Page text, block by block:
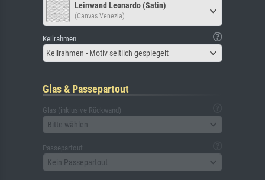
Leinwand Leonardo (Satin)
(Canvas Venezia)
Keilrahmen
Keilrahmen - Motiv seitlich gespiegelt
Glas & Passepartout
Glas (inklusive Rückwand)
Bitte wählen
Passepartout
Kein Passepartout